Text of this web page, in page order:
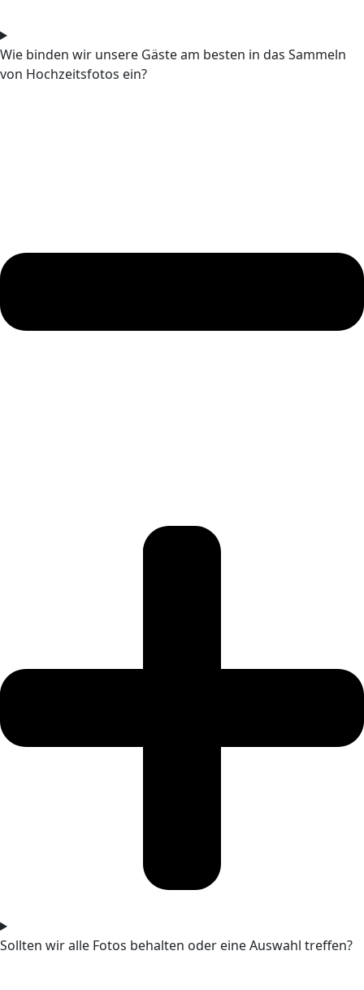
Wie binden wir unsere Gäste am besten in das Sammeln
von Hochzeitsfotos ein?
Sollten wir alle Fotos behalten oder eine Auswahl treffen?